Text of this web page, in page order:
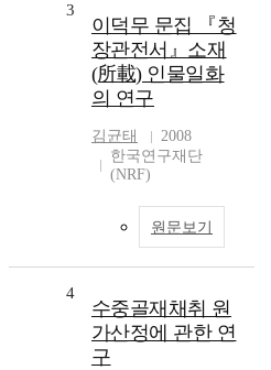
3
이덕무 문집 『청
장관전서』소재
(所載) 인물일화
의 연구
김균태
2008
한국연구재단
(NRF)
원문보기
4
수중골재채취 원
가산정에 관한 연
구